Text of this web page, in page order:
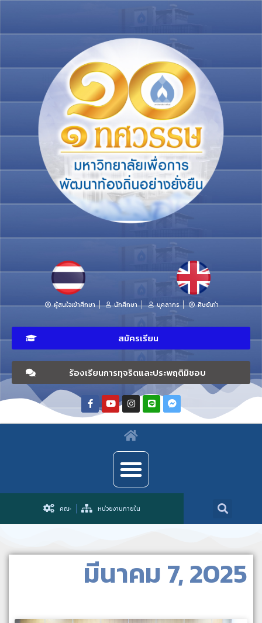
ผู้สนใจเข้าศึกษา นักศึกษา บุคลากร ศิษย์เก่า
สมัครเรียน
ร้องเรียนการทุจริตและประพฤติมิชอบ
คณะ หน่วยงานภายใน
มีนาคม 7, 2025